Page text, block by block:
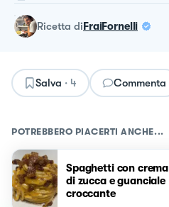
ricetta diFraiFornelli
Salva · 4 Commenta
POTREBBERO PIACERTI ANCHE...
Spaghetti con crema
di zucca e guanciale
croccante